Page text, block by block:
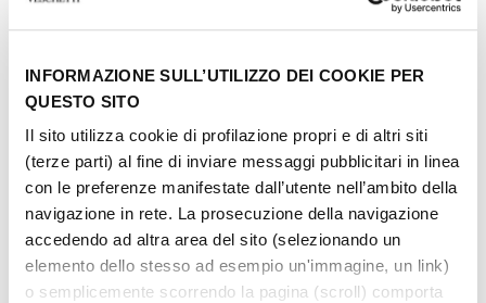
INFORMAZIONE SULL’UTILIZZO DEI COOKIE PER
QUESTO SITO
Il sito utilizza cookie di profilazione propri e di altri siti
(terze parti) al fine di inviare messaggi pubblicitari in linea
con le preferenze manifestate dall’utente nell’ambito della
navigazione in rete. La prosecuzione della navigazione
accedendo ad altra area del sito (selezionando un
elemento dello stesso ad esempio un'immagine, un link)
o semplicemente scorrendo la pagina (scroll) comporta